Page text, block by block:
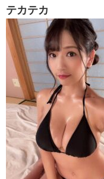
テカテカ